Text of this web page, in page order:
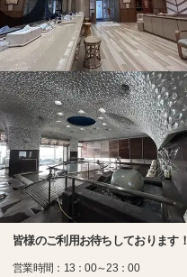
皆様のご利用お待ちしております！
営業時間：13：00～23：00